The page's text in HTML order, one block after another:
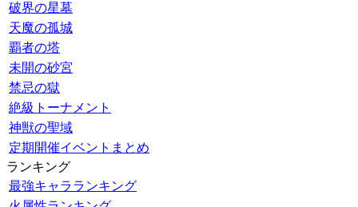
破界の星墓
天魔の孤城
覇者の塔
未開の砂宮
禁忌の獄
絶級トーナメント
神獣の聖域
定期開催イベントまとめ
ランキング
最強キャラランキング